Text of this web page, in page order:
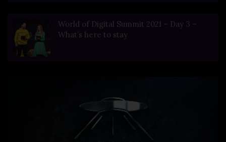
World of Digital Summit 2021 – Day 3 –
What’s here to stay